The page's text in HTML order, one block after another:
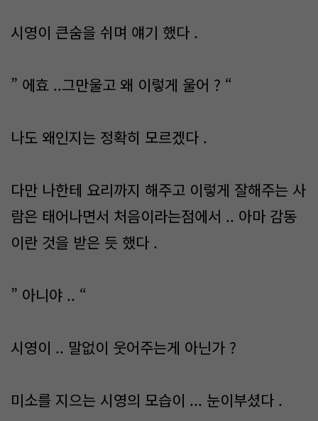
시영이 큰숨을 쉬며 얘기 했다 .
” 에효 ..그만울고 왜 이렇게 울어 ? “
나도 왜인지는 정확히 모르겠다 .
다만 나한테 요리까지 해주고 이렇게 잘해주는 사
람은 태어나면서 처음이라는점에서 .. 아마 감동
이란 것을 받은 듯 했다 .
” 아니야 .. “
시영이 .. 말없이 웃어주는게 아닌가 ?
미소를 지으는 시영의 모습이 ... 눈이부셨다 .